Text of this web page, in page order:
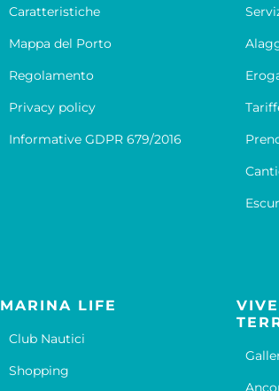
Caratteristiche
Mappa del Porto
Regolamento
Privacy policy
Informative GDPR 679/2016
MARINA LIFE
Club Nautici
Shopping